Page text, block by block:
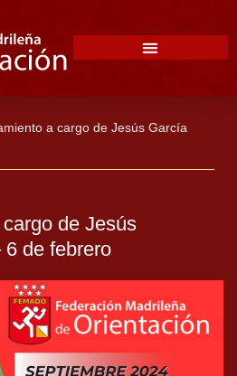
a cargo de Jesús García
de Jesús
de febrero